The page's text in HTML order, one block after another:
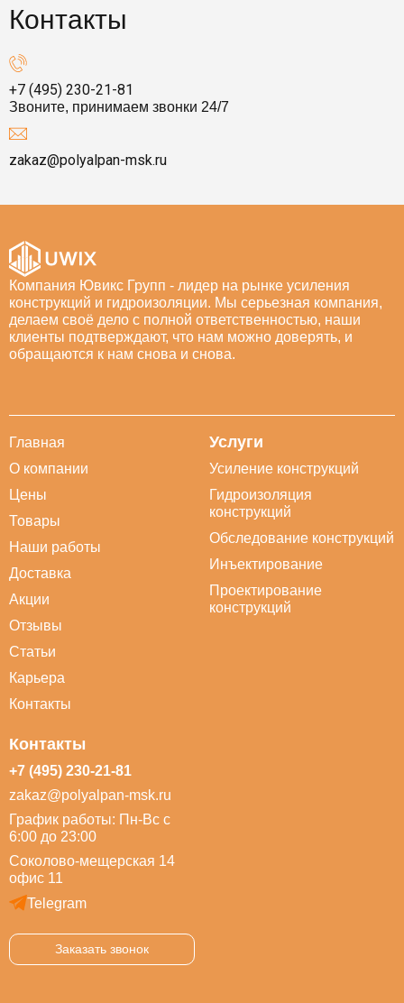
Контакты
+7 (495) 230-21-81
Звоните, принимаем звонки 24/7
zakaz@polyalpan-msk.ru
Компания Ювикс Групп - лидер на рынке усиления
конструкций и гидроизоляции. Мы серьезная компания,
делаем своё дело с полной ответственностью, наши
клиенты подтверждают, что нам можно доверять, и
обращаются к нам снова и снова.
Главная
О компании
Цены
Товары
Наши работы
Доставка
Акции
Отзывы
Статьи
Карьера
Контакты
Услуги
Усиление конструкций
Гидроизоляция
конструкций
Обследование конструкций
Инъектирование
Проектирование
конструкций
Контакты
+7 (495) 230-21-81
zakaz@polyalpan-msk.ru
График работы: Пн-Вс с
6:00 до 23:00
Соколово-мещерская 14
офис 11
Telegram
Заказать звонок